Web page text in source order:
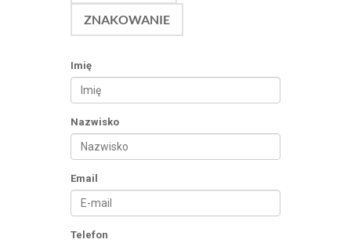
ZNAKOWANIE
Imię
Nazwisko
Email
Telefon